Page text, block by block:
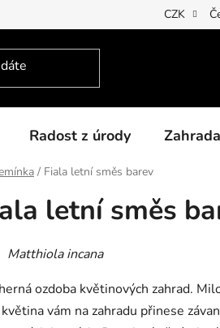
Podmínky ochranyCZK
Radost z úrody Zahrada
/ Fiala letní směs barev
letní směs
Matthiola incana
ozdoba květinových zahrad.
vám na zahradu přinese